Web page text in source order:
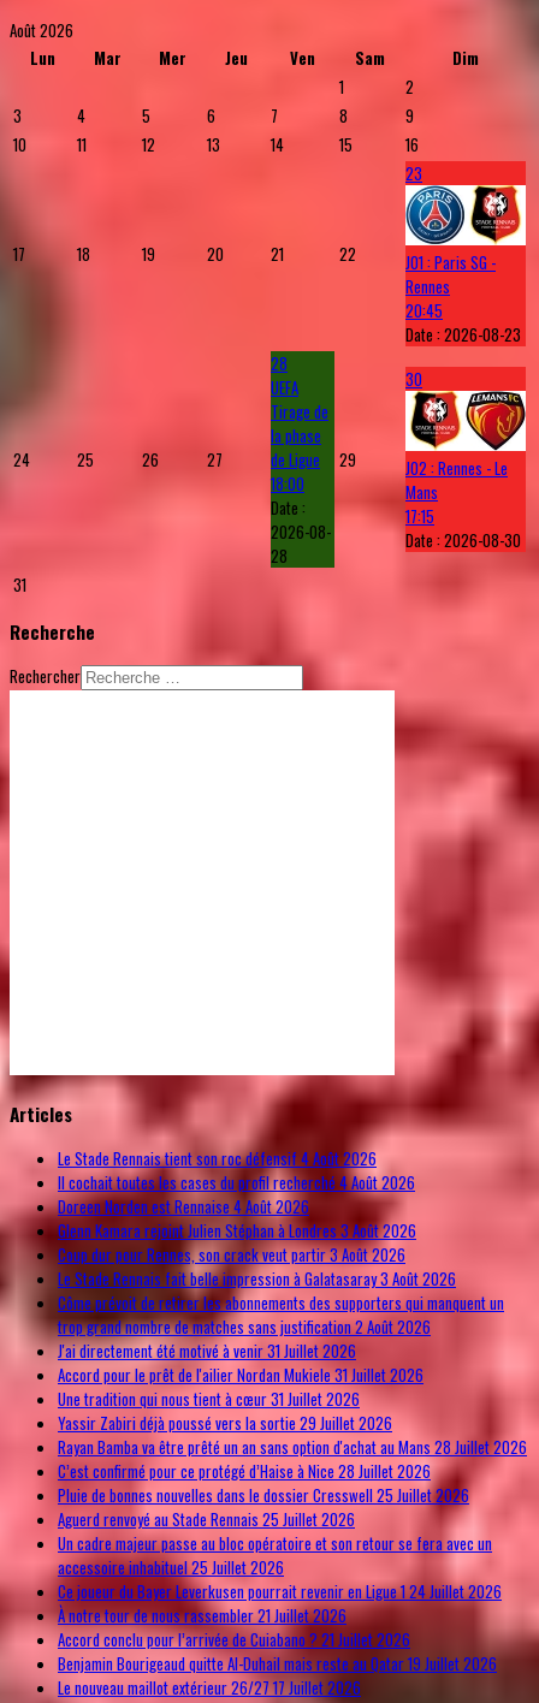
Août 2026
Lun
Mar Mer Jeu Ven Sam
Dim
1
2
3
4 5 6 7 8
9
10
11 12 13 14 15 16
17 18 19 20 21 22
23
J01 : Paris SG -
Rennes
20:45
Date :2026-08-23
24 25 26 27
28
UEFA
Tirage de
la phase
de Ligue
18:00
Date :
2026-08-
28
29
30
J02 : Rennes - Le
Mans
17:15
Date :2026-08-30
31
Recherche
Rechercher
© FreeJoomla! 3 Modules VinaGecko.com
Articles
Le Stade Rennais tient son roc défensif 4 Août 2026
Il cochait toutes les cases du profil recherché 4 Août 2026
Doreen Norden est Rennaise 4 Août 2026
Glenn Kamara rejoint Julien Stéphan à Londres 3 Août 2026
Coup dur pour Rennes, son crack veut partir3 Août 2026
Le Stade Rennais fait belle impression à Galatasaray3 Août 2026
Côme prévoit de retirer les abonnements des supporters qui manquent un
trop grand nombre de matches sans justification2 Août 2026
J'ai directement été motivé à venir31 Juillet 2026
Accord pour le prêt de l'ailier Nordan Mukiele31 Juillet 2026
Une tradition qui nous tient à cœur31 Juillet 2026
Yassir Zabiri déjà poussé vers la sortie 29 Juillet 2026
Rayan Bamba va être prêté un an sans option d'achat au Mans 28 Juillet 2026
C’est confirmé pour ce protégé d’Haise à Nice 28 Juillet 2026
Pluie de bonnes nouvelles dans le dossier Cresswell25 Juillet 2026
Aguerd renvoyé au Stade Rennais 25 Juillet 2026
Un cadre majeur passe au bloc opératoire et son retour se fera avec un
accessoire inhabituel25 Juillet 2026
Ce joueur du Bayer Leverkusen pourrait revenir en Ligue 124 Juillet 2026
À notre tour de nous rassembler21 Juillet 2026
Accord conclu pour l’arrivée de Cuiabano ? 21 Juillet 2026
Benjamin Bourigeaud quitte Al-Duhail mais reste au Qatar19 Juillet 2026
Le nouveau maillot extérieur 26/2717 Juillet 2026